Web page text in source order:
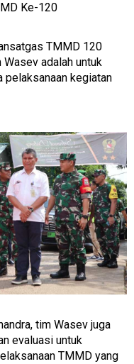
Ke-120
TMMD 120
adalah untuk
pelaksanaan kegiatan
tim Wasev juga
evaluasi untuk
TMMD yang